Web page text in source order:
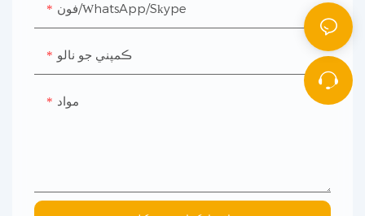
فون/WhatsApp/Skype
ڪمپني جو نالو
مواد